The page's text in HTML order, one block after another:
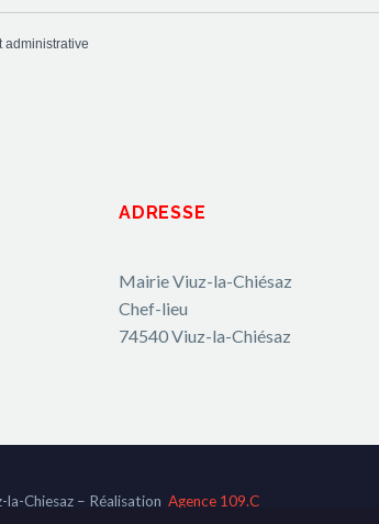
administrative
ADRESSE
Mairie Viuz-la-Chiésaz
Chef-lieu
74540 Viuz-la-Chiésaz
Chiesaz – Réalisation Agence 109.C